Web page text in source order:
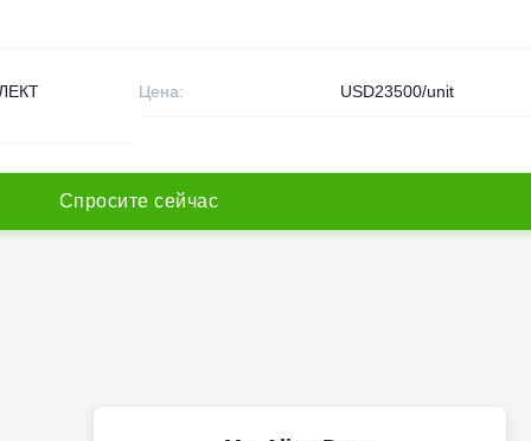
Цена: USD23500/unit
Спросите сейчас